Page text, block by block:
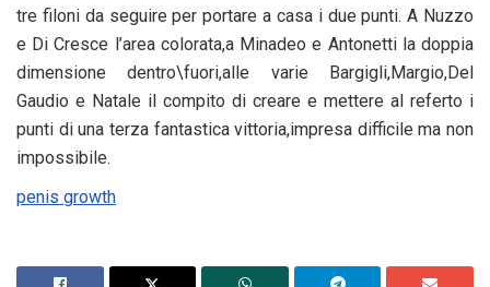
tre filoni da seguire per portare a casa i due punti. A Nuzzo
e Di Cresce l’area colorata,a Minadeo e Antonetti la doppia
dimensione dentro\fuori,alle varie Bargigli,Margio,Del
Gaudio e Natale il compito di creare e mettere al referto i
punti di una terza fantastica vittoria,impresa difficile ma non
impossibile.
penis growth